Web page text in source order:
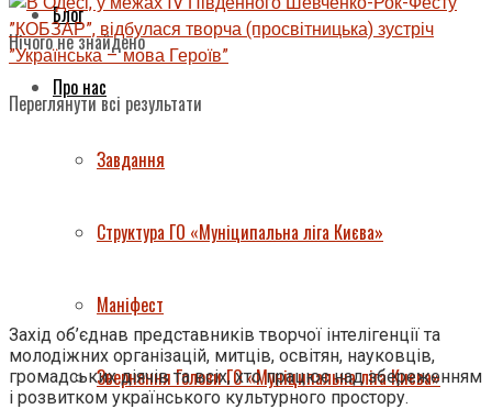
Нічого не знайдено
Переглянути всі результати
Блог
Про нас
Завдання
Структура ГО «Муніципальна ліга Києва»
Маніфест
Звернення Голови ГО «Муніципальна ліга Києва»
Захід об’єднав представників творчої інтелігенції та
молодіжних організацій, митців, освітян, науковців,
громадських діячів та всіх, хто працює над збереженням
і розвитком українського культурного простору.